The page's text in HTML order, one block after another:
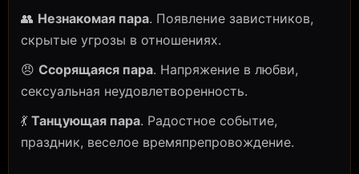
👥 Незнакомая пара. Появление завистников,
скрытые угрозы в отношениях.
😠 Ссорящаяся пара. Напряжение в любви,
сексуальная неудовлетворенность.
💃 Танцующая пара. Радостное событие,
праздник, веселое времяпрепровождение.